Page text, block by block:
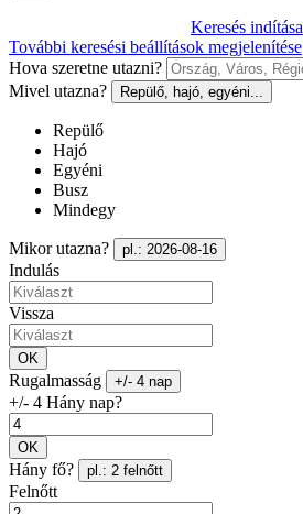
Keresés indítása
További keresési beállítások megjelenítése
Hova szeretne utazni?
Mivel utazna?
Repülő, hajó, egyéni...
Repülő
Hajó
Egyéni
Busz
Mindegy
Mikor utazna? pl.: 2026-08-16
Indulás
Vissza
OK
Rugalmasság +/- 4 nap
+/- 4 Hány nap?
OK
Hány fő? pl.: 2 felnőtt
Felnőtt